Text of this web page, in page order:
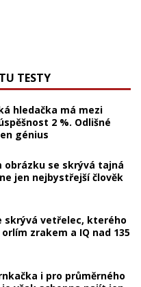
TESTY
hledačka má mezi
2 %. Odlišné
génius
se skrývá tajná
jen nejbystřejší člověk
skrývá vetřelec, kterého
zrakem a IQ nad 135
i pro průměrného